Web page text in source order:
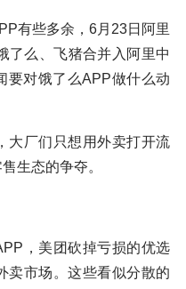
有些多余，6月23日阿里
了么、飞猪合并入阿里中
要对饿了么APP做什么动
大厂们只想用外卖打开流
生态的争夺。
，美团砍掉亏损的优选
卖市场。这些看似分散的